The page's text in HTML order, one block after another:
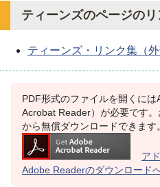
ティーンズのページの
ティーンズ・リンク集（外
PDF形式のファイルを開くに
Acrobat Reader）が必要です
から無償ダウンロードできます。
ア
Adobe Readerのダウンロード